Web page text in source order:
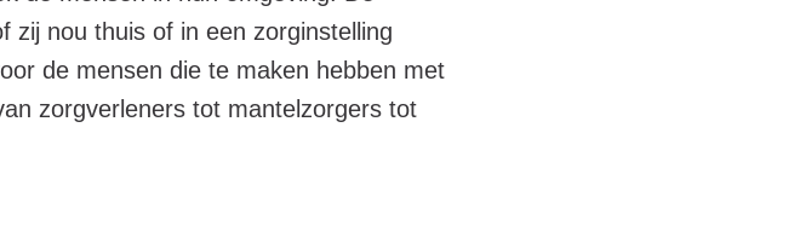
zij nou thuis of in een zorginstelling
de mensen die te maken hebben met
zorgverleners tot mantelzorgers tot